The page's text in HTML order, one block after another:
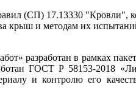
(СП) 17.13330 "Кровли",
крыш и методам их
разработан в рамках
ГОСТ Р 58153-2018
и контролю его